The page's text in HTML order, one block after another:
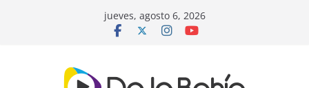
jueves, agosto 6, 2026